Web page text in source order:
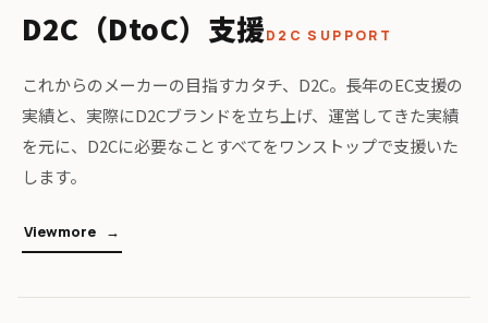
D2C（DtoC）支援D2C SUPPORT
これからのメーカーの目指すカタチ、D2C。長年のEC支援の
実績と、実際にD2Cブランドを立ち上げ、運営してきた実績
を元に、D2Cに必要なことすべてをワンストップで支援いた
します。
Viewmore